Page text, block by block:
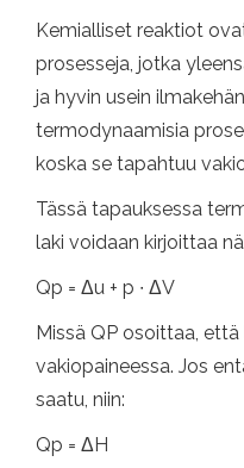
Kemialliset reaktiot
prosesseja, jotka
ja hyvin usein
termodynaamisia
koska se tapahtuu
Tässä tapauksessa
laki voidaan kirjoittaa
Qp = Δu + p ∙ ΔV
Missä QP osoittaa,
vakiopaineessa. Jos
saatu, niin:
Qp = ΔH